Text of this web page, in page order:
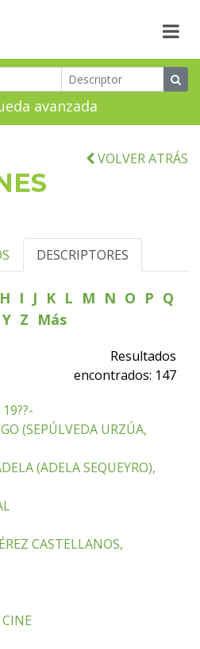
avanzada
VOLVER ATRÁS
DESCRIPTORES
H I J K L M N O P Q
Y Z Más
Resultados
encontrados: 147
(SEPÚLVEDA URZÚA,
(ADELA SEQUEYRO),
CASTELLANOS,